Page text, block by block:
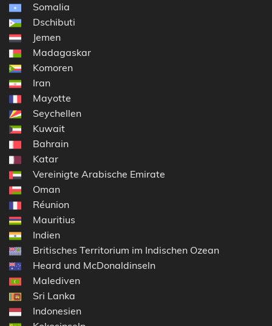
Somalia
Dschibuti
Jemen
Madagaskar
Komoren
Iran
Mayotte
Seychellen
Kuwait
Bahrain
Katar
Vereinigte Arabische Emirate
Oman
Réunion
Mauritius
Indien
Britisches Territorium im Indischen Ozean
Heard und McDonaldinseln
Malediven
Sri Lanka
Indonesien